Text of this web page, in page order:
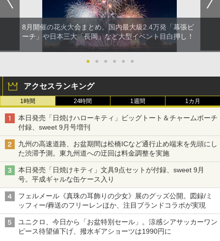
8月開催の花火大会まとめ。国内最大級2.4万発「幕張ビ
ーチ」や日本三大「長岡」など大型イベント目白押し！
● ● ● ● ● ●
アクセスランキング
1時間 24時間 1週間 1カ月
本日発売「日焼けハローキティ」ビッグトート＆チャームポーチ
付録、sweet 9月号増刊
九州の高速道路、お盆期間は松橋ICなど通行止め端末を先頭にし
た渋滞予測。東九州道への迂回は料金調整を実施
本日発売「日焼けキティ」文具9点セットが付録、sweet 9月
号。平成ギャルな缶ケース入り
フェルメール《真珠の耳飾りの少女》展のグッズ公開。図録/ミ
ッフィー/葬送のフリーレンほか、注目ブランドコラボが実現
ユニクロ、今日から「お盆特別セール」。涼感シアサッカーワン
ピース待望値下げ、撥水ギアショーツは1990円に